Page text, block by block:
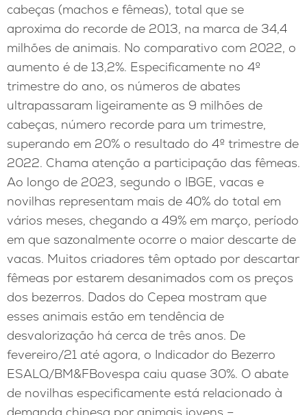
cabeças (machos e fêmeas), total que se
aproxima do recorde de 2013, na marca de 34,4
milhões de animais. No comparativo com 2022, o
aumento é de 13,2%. Especificamente no 4º
trimestre do ano, os números de abates
ultrapassaram ligeiramente as 9 milhões de
cabeças, número recorde para um trimestre,
superando em 20% o resultado do 4º trimestre de
2022. Chama atenção a participação das fêmeas.
Ao longo de 2023, segundo o IBGE, vacas e
novilhas representam mais de 40% do total em
vários meses, chegando a 49% em março, período
em que sazonalmente ocorre o maior descarte de
vacas. Muitos criadores têm optado por descartar
fêmeas por estarem desanimados com os preços
dos bezerros. Dados do Cepea mostram que
esses animais estão em tendência de
desvalorização há cerca de três anos. De
fevereiro/21 até agora, o Indicador do Bezerro
ESALQ/BM&FBovespa caiu quase 30%. O abate
de novilhas especificamente está relacionado à
demanda chinesa por animais jovens –